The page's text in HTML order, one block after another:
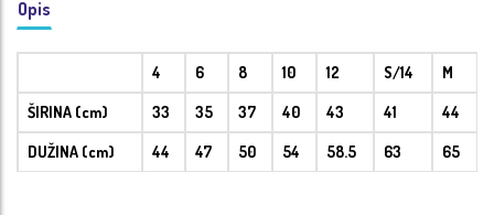
Opis
4 6 8 10 12 S/14 M
ŠIRINA (cm) 33 35 37 40 43 41 44
DUŽINA (cm) 44 47 50 54 58.5 63 65